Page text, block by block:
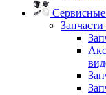
Сервисные